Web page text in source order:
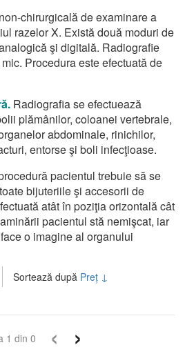
chirurgicală de examinare a
razelor X. Există două moduri de
şi digitală. Radiografie
Procedura este efectuată de
Radiografia se efectuează
plămânilor, coloanei vertebrale,
abdominale, rinichilor,
entorse şi boli infecţioase.
pacientul trebuie să se
bijuteriile şi accesorii de
atât în poziţia orizontală cât
pacientul stă nemişcat, iar
o imagine al organului
Sortează după Preț ↓
1 din 0 ‹ ›